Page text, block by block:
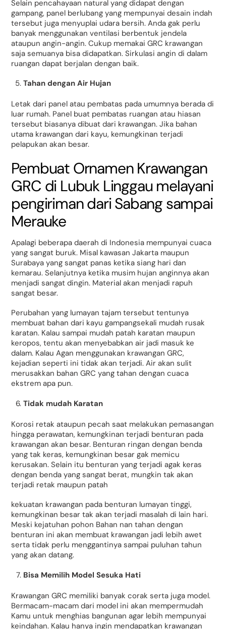
Selain pencahayaan natural yang didapat dengan
gampang, panel berlubang yang mempunyai desain indah
tersebut juga menyuplai udara bersih. Anda gak perlu
banyak menggunakan ventilasi berbentuk jendela
ataupun angin-angin. Cukup memakai GRC krawangan
saja semuanya bisa didapatkan. Sirkulasi angin di dalam
ruangan dapat berjalan dengan baik.
Tahan dengan Air Hujan
Letak dari panel atau pembatas pada umumnya berada di
luar rumah. Panel buat pembatas ruangan atau hiasan
tersebut biasanya dibuat dari krawangan. Jika bahan
utama krawangan dari kayu, kemungkinan terjadi
pelapukan akan besar.
Pembuat Ornamen Krawangan
GRC di Lubuk Linggau melayani
pengiriman dari Sabang sampai
Merauke
Apalagi beberapa daerah di Indonesia mempunyai cuaca
yang sangat buruk. Misal kawasan Jakarta maupun
Surabaya yang sangat panas ketika siang hari dan
kemarau. Selanjutnya ketika musim hujan anginnya akan
menjadi sangat dingin. Material akan menjadi rapuh
sangat besar.
Perubahan yang lumayan tajam tersebut tentunya
membuat bahan dari kayu gampangsekali mudah rusak
karatan. Kalau sampai mudah patah karatan maupun
keropos, tentu akan menyebabkan air jadi masuk ke
dalam. Kalau Agan menggunakan krawangan GRC,
kejadian seperti ini tidak akan terjadi. Air akan sulit
merusakkan bahan GRC yang tahan dengan cuaca
ekstrem apa pun.
Tidak mudah Karatan
Korosi retak ataupun pecah saat melakukan pemasangan
hingga perawatan, kemungkinan terjadi benturan pada
krawangan akan besar. Benturan ringan dengan benda
yang tak keras, kemungkinan besar gak memicu
kerusakan. Selain itu benturan yang terjadi agak keras
dengan benda yang sangat berat, mungkin tak akan
terjadi retak maupun patah
kekuatan krawangan pada benturan lumayan tinggi,
kemungkinan besar tak akan terjadi masalah di lain hari.
Meski kejatuhan pohon Bahan nan tahan dengan
benturan ini akan membuat krawangan jadi lebih awet
serta tidak perlu menggantinya sampai puluhan tahun
yang akan datang.
Bisa Memilih Model Sesuka Hati
Krawangan GRC memiliki banyak corak serta juga model.
Bermacam-macam dari model ini akan mempermudah
Kamu untuk menghias bangunan agar lebih mempunyai
keindahan. Kalau hanya ingin mendapatkan krawangan